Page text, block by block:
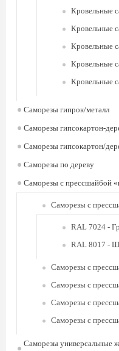
Кровельные
Кровельные
Кровельные
Кровельные
Кровельные
Саморезы гипрок/металл
Саморезы гипсокартон-
Саморезы гипсокартон/
Саморезы по дереву
Саморезы с прессшайбой
Саморезы с
RAL 7024 -
RAL 8017 -
Саморезы с
Саморезы с
Саморезы с
Саморезы с
Саморезы универсальные